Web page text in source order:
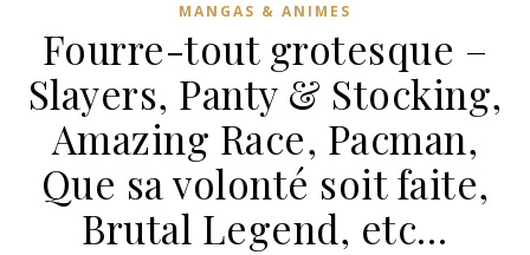
MANGAS & ANIMES
Fourre-tout grotesque –
Slayers, Panty & Stocking,
Amazing Race, Pacman,
Que sa volonté soit faite,
Brutal Legend, etc…